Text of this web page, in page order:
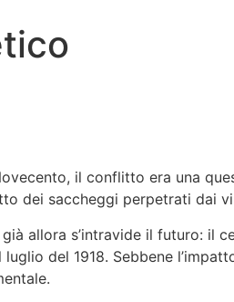
il conflitto era una
dei saccheggi perpetrati dai
allora s’intravide il futuro: il
del 1918. Sebbene